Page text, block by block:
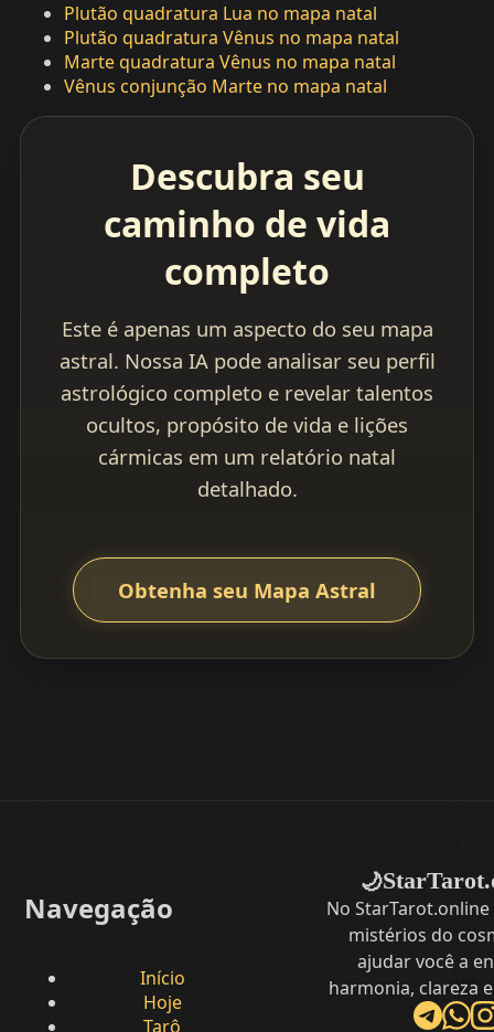
Plutão quadratura Lua no mapa natal
Plutão quadratura Vênus no mapa natal
Marte quadratura Vênus no mapa natal
Vênus conjunção Marte no mapa natal
Descubra seu
caminho de vida
completo
Este é apenas um aspecto do seu mapa
astral. Nossa IA pode analisar seu perfil
astrológico completo e revelar talentos
ocultos, propósito de vida e lições
cármicas em um relatório natal
detalhado.
Obtenha seu Mapa Astral
Navegação
Início
Hoje
Tarô
🌙
No
mistérios do
ajudar você a
harmonia, clareza